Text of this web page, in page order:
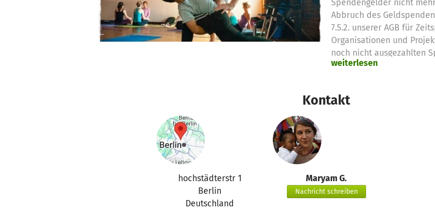
Spendengelder nicht
Abbruch des
7.5.2. unserer AGB für
Organisationen und
noch nicht ausgezahlten
bei betterplace.org, die
Summe von 200 Euro auf
weiterlesen
Kontakt
hochstädterstr 1
Berlin
Deutschland
Maryam G.
Nachricht schreiben